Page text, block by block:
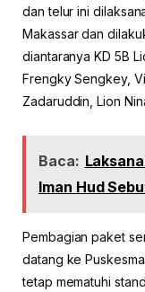
dan telur ini
Makassar dan
diantaranya KD 5B
Frengky Sengkey,
Zadaruddin, Lion
Baca:
Iman Hud
Pembagian paket
datang ke
tetap mematuhi